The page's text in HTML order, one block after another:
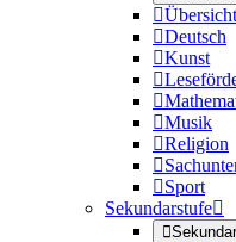
Übersicht
Deutsch
Kunst


Musik
Religion

Sport
Sekundarstufe
